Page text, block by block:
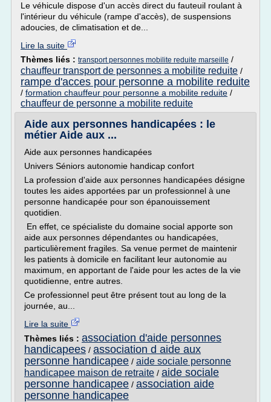
Le véhicule dispose d'un accès direct du fauteuil roulant à
l'intérieur du véhicule (rampe d'accès), de suspensions
adoucies, de climatisation et de...
Lire la suite
Thèmes liés : transport personnes mobilite reduite marseille /
chauffeur transport de personnes a mobilite reduite /
rampe d'acces pour personne a mobilite reduite
/ formation chauffeur pour personne a mobilite reduite /
chauffeur de personne a mobilite reduite
Aide aux personnes handicapées : le
métier Aide aux ...
Aide aux personnes handicapées
Univers Séniors autonomie handicap confort
La profession d'aide aux personnes handicapées désigne
toutes les aides apportées par un professionnel à une
personne handicapée pour son épanouissement
quotidien.
En effet, ce spécialiste du domaine social apporte son
aide aux personnes dépendantes ou handicapées,
particulièrement fragiles. Sa venue permet de maintenir
les patients à domicile en facilitant leur autonomie au
maximum, en apportant de l'aide pour les actes de la vie
quotidienne, entre autres.
Ce professionnel peut être présent tout au long de la
journée, au...
Lire la suite
Thèmes liés : association d'aide personnes
handicapees / association d aide aux
personne handicapee / aide sociale personne
handicapee maison de retraite / aide sociale
personne handicapee / association aide
personne handicapee